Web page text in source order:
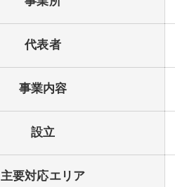
代表者
事業内容
設立
主要対応エリア